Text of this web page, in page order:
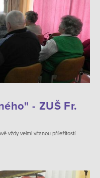
- ZUŠ Fr.
vždy velmi vítanou příležitostí